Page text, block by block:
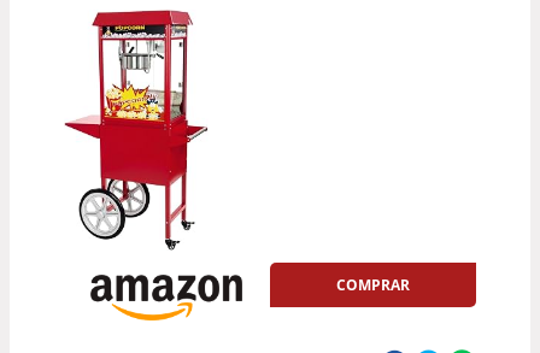
COMPRAR